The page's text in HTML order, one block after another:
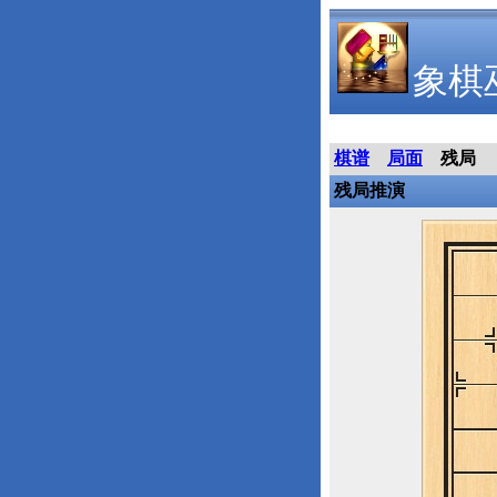
象棋
棋谱 局面
残局
残局推演